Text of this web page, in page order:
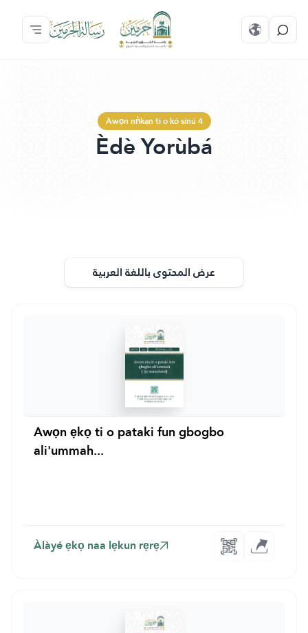
Àwọn nǹkan ti o kó sínú 4
Èdè Yorùbá
عرض المحتوى باللغة العربية
Awọn ẹkọ ti o pataki fun gbogbo
ali'ummah...
Àlàyé ẹkọ naa lẹkun rẹrẹ